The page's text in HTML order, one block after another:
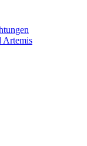
Artemis